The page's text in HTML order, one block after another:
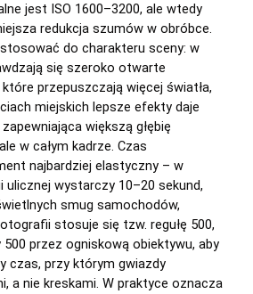
jest ISO 1600–3200, ale wtedy
redukcja szumów w obróbce.
do charakteru sceny: w
się szeroko otwarte
przepuszczają więcej światła,
miejskich lepsze efekty daje
większą głębię
w całym kadrze. Czas
najbardziej elastyczny – w
wystarczy 10–20 sekund,
smug samochodów,
stosuje się tzw. regułę 500,
przez ogniskową obiektywu, aby
czas, przy którym gwiazdy
a nie kreskami. W praktyce oznacza